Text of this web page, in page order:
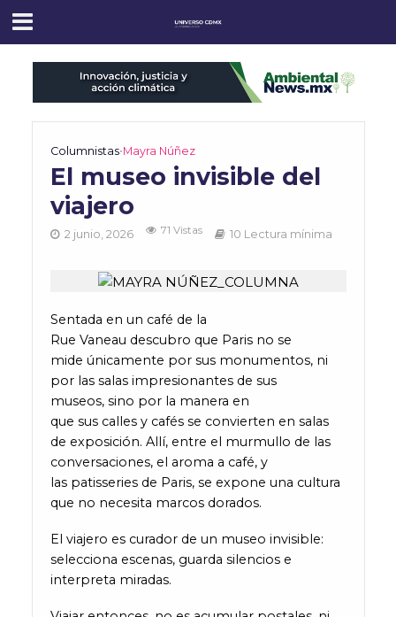
Columnistas•Mayra Núñez
El museo invisible del
viajero
2 junio, 2026 71 Vistas 10 Lectura mínima
Sentada en un café de la
Rue Vaneau descubro que Paris no se
mide únicamente por sus monumentos, ni
por las salas impresionantes de sus
museos, sino por la manera en
que sus calles y cafés se convierten en salas
de exposición. Allí, entre el murmullo de las
conversaciones, el aroma a café, y
las patisseries de Paris, se expone una cultura
que no necesita marcos dorados.
El viajero es curador de un museo invisible:
selecciona escenas, guarda silencios e
interpreta miradas.